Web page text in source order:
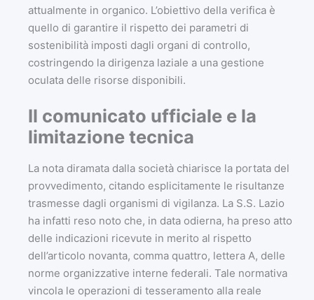
attualmente in organico. L’obiettivo della verifica è
quello di garantire il rispetto dei parametri di
sostenibilità imposti dagli organi di controllo,
costringendo la dirigenza laziale a una gestione
oculata delle risorse disponibili.
Il comunicato ufficiale e la
limitazione tecnica
La nota diramata dalla società chiarisce la portata del
provvedimento, citando esplicitamente le risultanze
trasmesse dagli organismi di vigilanza. La S.S. Lazio
ha infatti reso noto che, in data odierna, ha preso atto
delle indicazioni ricevute in merito al rispetto
dell’articolo novanta, comma quattro, lettera A, delle
norme organizzative interne federali. Tale normativa
vincola le operazioni di tesseramento alla reale